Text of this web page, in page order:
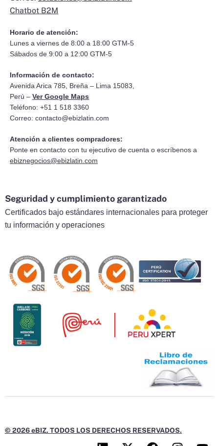
Chatbot B2M
Horario de atención:
Lunes a viernes de 8:00 a 18:00 GTM-5
Sábados de 9:00 a 12:00 GTM-5
Información de contacto:
Avenida Arica 785, Breña – Lima 15083,
Perú – Ver Google Maps
Teléfono: +51 1 518 3360
Correo: contacto@ebizlatin.com
Atención a clientes compradores:
Ponte en contacto con tu ejecutivo de cuenta o escríbenos a
ebiznegocios@ebizlatin.com
Seguridad y cumplimiento garantizado
Certificados bajo estándares internacionales para proteger
tu información y operaciones
© 2026 eBIZ. TODOS LOS DERECHOS RESERVADOS.
L X F I Y